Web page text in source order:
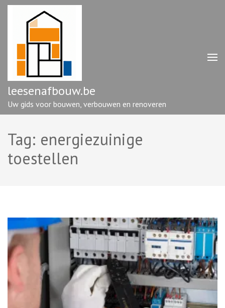
Ga
enter)
leesenafbouw.be
Uw gids voor bouwen, verbouwen en renoveren
Tag: energiezuinige
toestellen